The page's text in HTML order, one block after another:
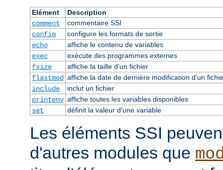
Elément
Description
comment
commentaire SSI
config
configure les formats de sortie
echo
affiche le contenu de variables
exec
exécute des programmes externes
fsize
affiche la taille d'un fichier
flastmod affiche la date de dernière modification d'un
include
inclut un fichier
printenv affiche toutes les variables disponibles
set
définit la valeur d'une variable
Les éléments SSI
d'autres modules que